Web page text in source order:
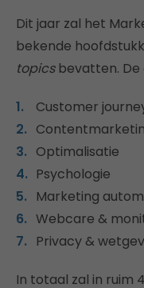
Dit jaar zal het
bekende
topicsbevatten. De
Customer
Optimalisatie
Psychologie
Marketing
Webcare &
Privacy &
In totaal zal in ruim